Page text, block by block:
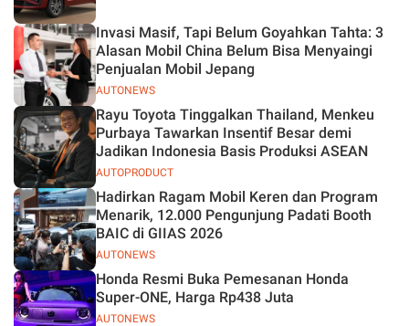
AUTONEWS
Invasi Masif, Tapi Belum Goyahkan Tahta: 3
Alasan Mobil China Belum Bisa Menyaingi
Penjualan Mobil Jepang
AUTOPRODUCT
Rayu Toyota Tinggalkan Thailand, Menkeu
Purbaya Tawarkan Insentif Besar demi
Jadikan Indonesia Basis Produksi ASEAN
AUTONEWS
Hadirkan Ragam Mobil Keren dan Program
Menarik, 12.000 Pengunjung Padati Booth
BAIC di GIIAS 2026
AUTONEWS
Honda Resmi Buka Pemesanan Honda
Super-ONE, Harga Rp438 Juta